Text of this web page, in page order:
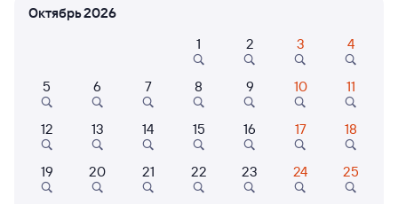
Выберите дату
373С Проходящий 7,1
14:59 12:16
20 ч 17 м в пути
Октябрь 2026
1
2 3 4
5 6 7 8 9 10 11
12 13 14 15 16 17 18
19 20 21 22 23 24 25